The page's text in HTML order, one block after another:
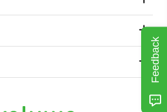
Feedback